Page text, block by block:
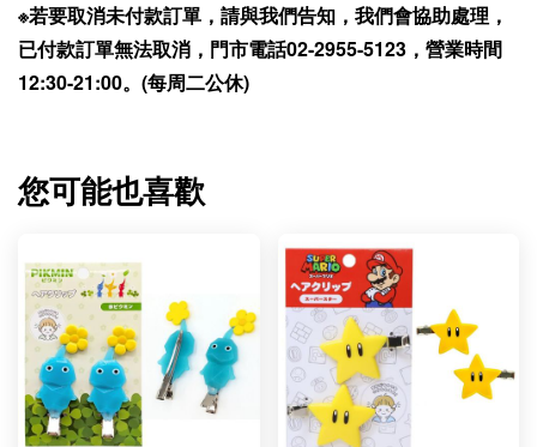
※若要取消未付款訂單，請與我們告知，我們會協助處理，
已付款訂單無法取消，門市電話02-2955-5123，營業時間
12:30-21:00。(每周二公休)
您可能也喜歡